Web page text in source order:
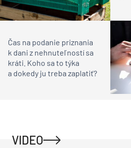
Čas na podanie priznania
k dani z nehnuteľností sa
kráti. Koho sa to týka
a dokedy ju treba zaplatiť?
VIDEO